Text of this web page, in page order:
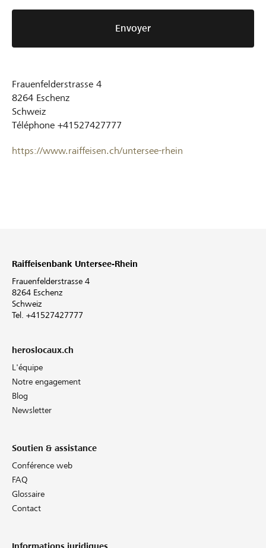
Envoyer
Frauenfelderstrasse 4
8264 Eschenz
Schweiz
Téléphone +41527427777
https://www.raiffeisen.ch/untersee-rhein
Raiffeisenbank Untersee-Rhein
Frauenfelderstrasse 4
8264 Eschenz
Schweiz
Tel. +41527427777
heroslocaux.ch
L'équipe
Notre engagement
Blog
Newsletter
Soutien & assistance
Conférence web
FAQ
Glossaire
Contact
Informations juridiques